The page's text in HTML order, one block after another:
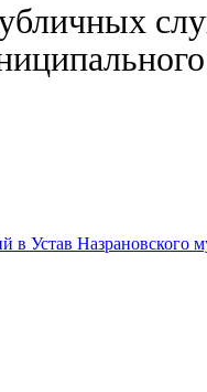
в Устав Назрановского